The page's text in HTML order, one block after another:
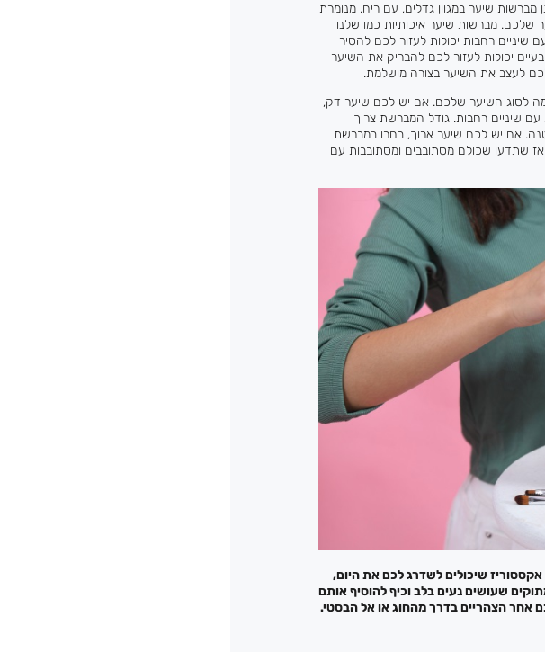
מברשות שיער במגוון גדלים, עם ריח, מנומרת
מברשות שיער איכותיות כמו שלנו
שיניים רחבות יכולות לעזור לכם להסיר
יכולות לעזור לכם להבריק את השיער
לעצב את השיער בצורה מושלמת.
לסוג השיער שלכם. אם יש לכם שיער דק,
שיניים רחבות. גודל המברשת צריך
אם יש לכם שיער ארוך, בחרו במברשת
שתדעו שכולם מסתובבים ומסתובבות עם
אקססוריז שיכולים לשדרג לכם את היום,
שעושים נעים בלב וכיף להוסיף אותם
אחר הצהריים בדרך מהחוג או אל הבסטי.